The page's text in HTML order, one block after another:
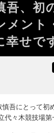
吾、初
ント
せで
吾にとって初
々木競技場第